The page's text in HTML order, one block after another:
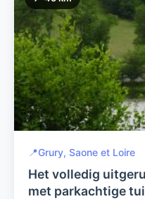
📍Grury, Saone et Loire
Het volledig
met parkachtige